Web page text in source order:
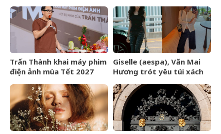
Trấn Thành khai máy phim
điện ảnh mùa Tết 2027
Giselle (aespa), Văn Mai
Hương trót yêu túi xách